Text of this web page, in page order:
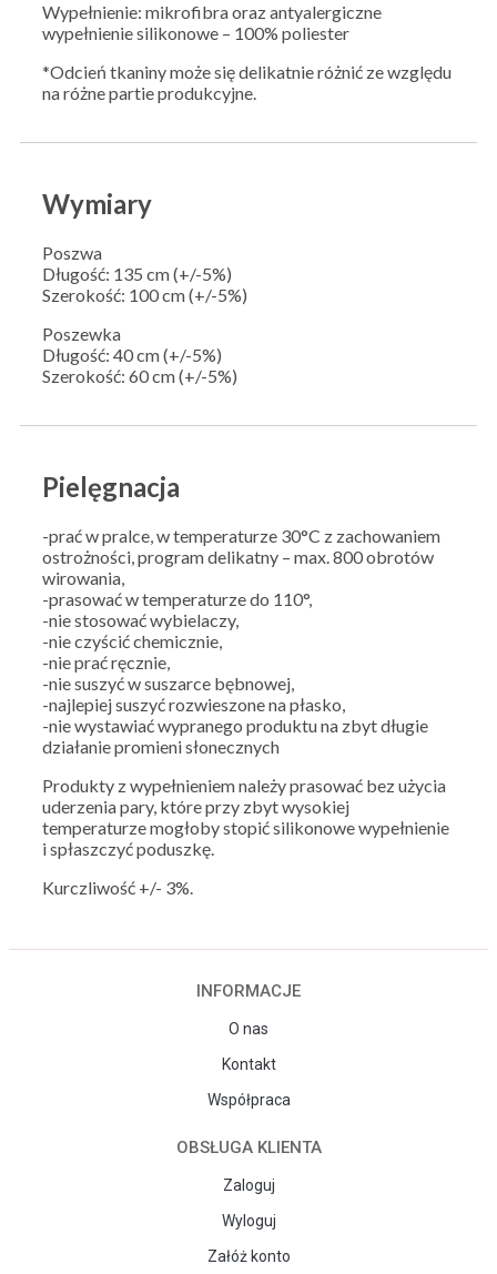
Wypełnienie: mikrofibra oraz antyalergiczne
wypełnienie silikonowe – 100% poliester
*Odcień tkaniny może się delikatnie różnić ze względu
na różne partie produkcyjne.
Wymiary
Poszwa
Długość: 135 cm (+/-5%)
Szerokość: 100 cm (+/-5%)
Poszewka
Długość: 40 cm (+/-5%)
Szerokość: 60 cm (+/-5%)
Pielęgnacja
-prać w pralce, w temperaturze 30°C z zachowaniem
ostrożności, program delikatny – max. 800 obrotów
wirowania,
-prasować w temperaturze do 110°,
-nie stosować wybielaczy,
-nie czyścić chemicznie,
-nie prać ręcznie,
-nie suszyć w suszarce bębnowej,
-najlepiej suszyć rozwieszone na płasko,
-nie wystawiać wypranego produktu na zbyt długie
działanie promieni słonecznych
Produkty z wypełnieniem należy prasować bez użycia
uderzenia pary, które przy zbyt wysokiej
temperaturze mogłoby stopić silikonowe wypełnienie
i spłaszczyć poduszkę.
Kurczliwość +/- 3%.
INFORMACJE
O nas
Kontakt
Współpraca
OBSŁUGA KLIENTA
Zaloguj
Wyloguj
Załóż konto